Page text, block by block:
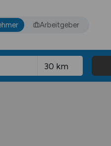
Arbeitgeber